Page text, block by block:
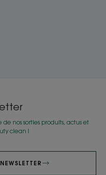
nos sorties produits, actus et
clean !